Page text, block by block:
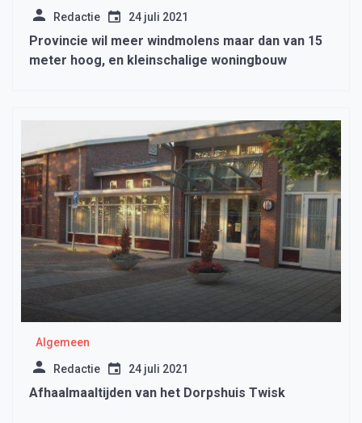
Redactie 24 juli 2021
Provincie wil meer windmolens maar dan van 15
meter hoog, en kleinschalige woningbouw
Algemeen
Redactie 24 juli 2021
Afhaalmaaltijden van het Dorpshuis Twisk